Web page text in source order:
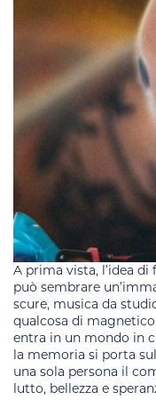
A prima vista, l’idea
può sembrare
scure, musica da
qualcosa di
entra in un mondo in
la memoria si porta
una sola persona il
lutto, bellezza e